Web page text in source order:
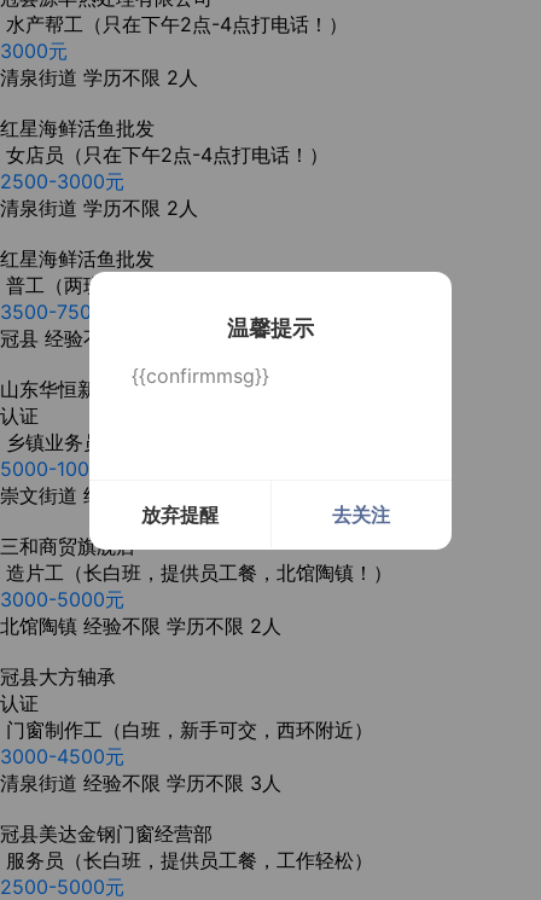
水产帮工（只在下午2点-4点打电话！）
3000元
清泉街道 学历不限 2人
红星海鲜活鱼批发
女店员（只在下午2点-4点打电话！）
2500-3000元
清泉街道 学历不限 2人
红星海鲜活鱼批发
普工（两班倒，交社保，提供员工餐）
3500-7500元
冠县 经验不限 10人
山东华恒新材料有限公司
认证
乡镇业务员（白班，有经验优先，城区）
5000-10000元
崇文街道 经验不限
三和商贸旗舰店
造片工（长白班，提供员工餐，北馆陶镇！）
3000-5000元
北馆陶镇 经验不限 学历不限 2人
冠县大方轴承
认证
门窗制作工（白班，新手可交，西环附近）
3000-4500元
清泉街道 经验不限 学历不限 3人
冠县美达金钢门窗经营部
服务员（长白班，提供员工餐，工作轻松）
2500-5000元
温馨提示
{{confirmmsg}}
放弃提醒 去关注